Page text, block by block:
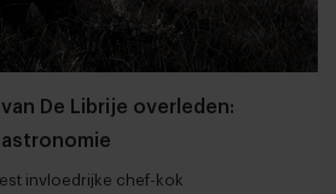
De Librije overleden:
invloedrijke chef-kok